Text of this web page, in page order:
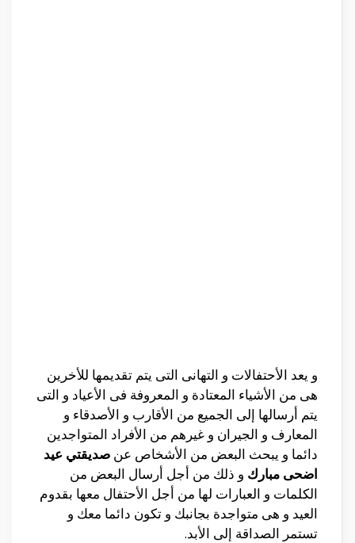
و يعد الأحتفالات و التهانى التى يتم تقديمها للأخرين
هى من الأشياء المعتادة و المعروفة فى الأعياد و التى
يتم أرسالها إلى الجميع من الأقارب و الأصدقاء و
المعارف و الجيران و غيرهم من الأفراد المتواجدين
دائما و يبحث البعض من الأشخاص عن صديقتي عيد
اضحى مبارك و ذلك من أجل أرسال البعض من
الكلمات و العبارات لها من أجل الأحتفال معها بقدوم
العيد و هى متواجدة بجانبك و تكون دائما معك و
تستمر الصداقة إلى الأبد.